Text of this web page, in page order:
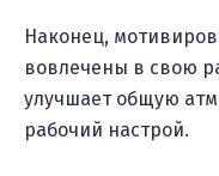
Наконец,
вовлечены в свою
улучшает общую
рабочий настрой.